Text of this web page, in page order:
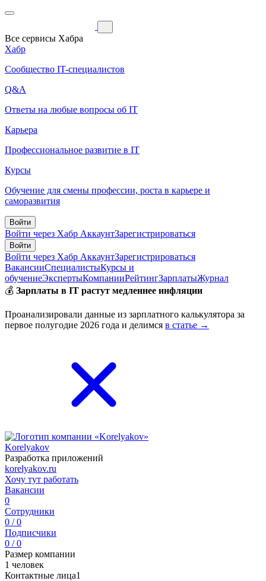
Все сервисы Хабра
Хабр
Сообщество IT-специалистов
Q&A
Ответы на любые вопросы об IT
Карьера
Профессиональное развитие в IT
Курсы
Обучение для смены профессии, роста в карьере и
саморазвития
Войти
Войти через Хабр АккаунтЗарегистрироваться
Войти
Войти через Хабр АккаунтЗарегистрироваться
ВакансииСпециалистыКурсы и
обучениеЭкспертыКомпанииРейтингЗарплатыЖурнал
💰 Зарплаты в IT растут медленнее инфляции
Проанализировали данные из зарплатного калькулятора за
первое полугодие 2026 года и делимся в статье →
Korelyakov
Разработка приложений
korelyakov.ru
Хочу тут работать
Вакансии
0
Сотрудники
0 / 0
Подписчики
0 / 0
Размер компании
1 человек
Контактные лица1